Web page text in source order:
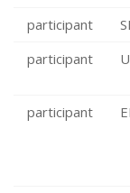
participant
participant
participant